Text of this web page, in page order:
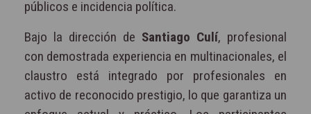
públicos e incidencia política.
Bajo la dirección de Santiago Culí, profesional
con demostrada experiencia en multinacionales, el
claustro está integrado por profesionales en
activo de reconocido prestigio, lo que garantiza un